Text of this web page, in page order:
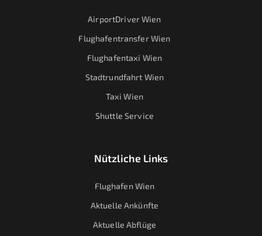
AirportDriver Wien
Flughafentransfer Wien
Flughafentaxi Wien
Stadtrundfahrt Wien
Taxi Wien
Shuttle Service
Nützliche Links
Flughafen Wien
Aktuelle Ankünfte
Aktuelle Abflüge